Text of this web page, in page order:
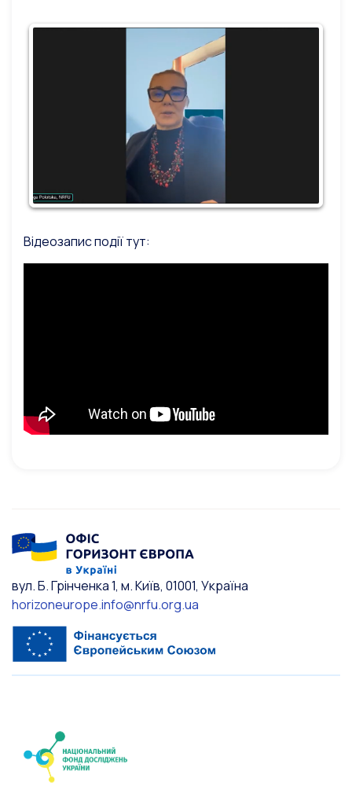
Відеозапис події тут:
вул. Б. Грінченка 1, м. Київ, 01001, Україна
horizoneurope.info@nrfu.org.ua